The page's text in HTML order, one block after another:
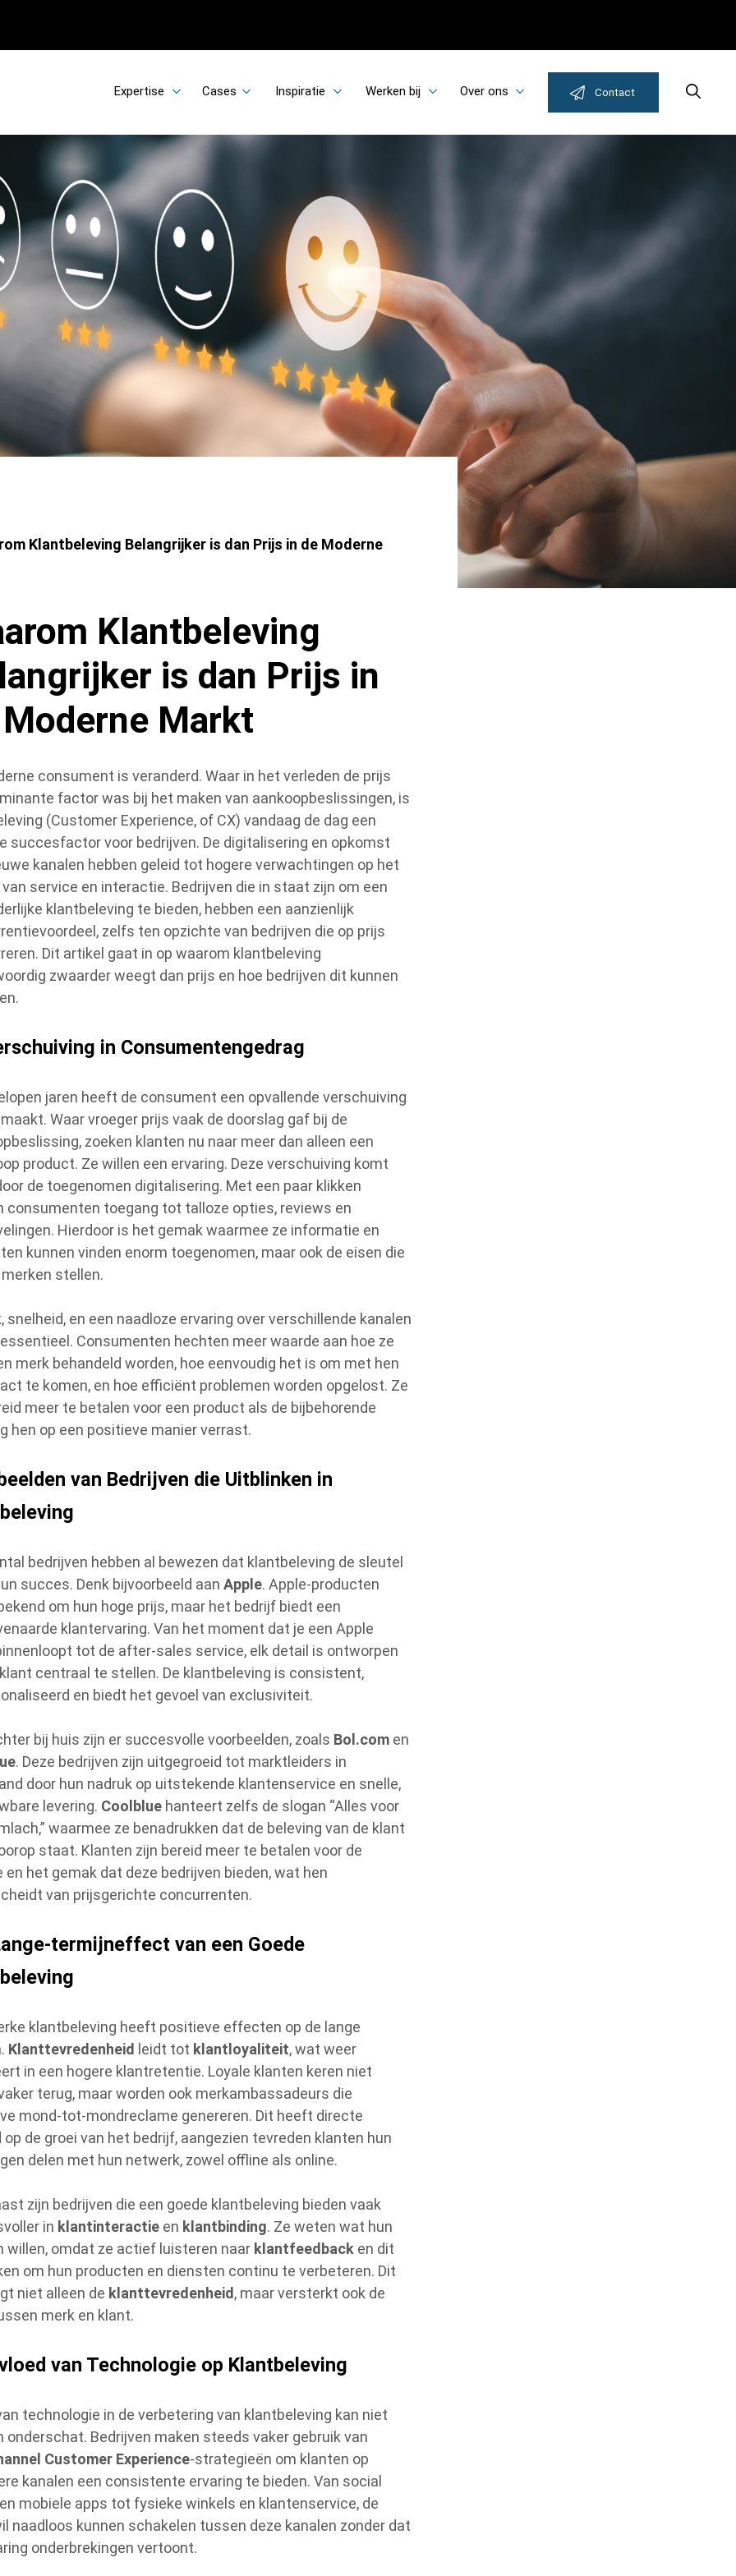
Expertise Cases Inspiratie Werken bij Over ons Contact Search
Klantbeleving Belangrijker is dan Prijs in de Moderne
Klantbeleving
is dan Prijs in
Markt
consument is veranderd. Waar in het verleden de prijs
factor was bij het maken van aankoopbeslissingen, is
(Customer Experience, of CX) vandaag de dag een
succesfactor voor bedrijven. De digitalisering en opkomst
kanalen hebben geleid tot hogere verwachtingen op het
service en interactie. Bedrijven die in staat zijn om een
klantbeleving te bieden, hebben een aanzienlijk
zelfs ten opzichte van bedrijven die op prijs
Dit artikel gaat in op waarom klantbeleving
zwaarder weegt dan prijs en hoe bedrijven dit kunnen
in Consumentengedrag
jaren heeft de consument een opvallende verschuiving
Waar vroeger prijs vaak de doorslag gaf bij de
zoeken klanten nu naar meer dan alleen een
product. Ze willen een ervaring. Deze verschuiving komt
de toegenomen digitalisering. Met een paar klikken
consumenten toegang tot talloze opties, reviews en
Hierdoor is het gemak waarmee ze informatie en
kunnen vinden enorm toegenomen, maar ook de eisen die
stellen.
snelheid, en een naadloze ervaring over verschillende kanalen
Consumenten hechten meer waarde aan hoe ze
merk behandeld worden, hoe eenvoudig het is om met hen
te komen, en hoe efficiënt problemen worden opgelost. Ze
meer te betalen voor een product als de bijbehorende
hen op een positieve manier verrast.
van Bedrijven die Uitblinken in
bedrijven hebben al bewezen dat klantbeleving de sleutel
succes. Denk bijvoorbeeld aanApple. Apple-producten
om hun hoge prijs, maar het bedrijf biedt een
klantervaring. Van het moment dat je een Apple
tot de after-sales service, elk detail is ontworpen
centraal te stellen. De klantbeleving is consistent,
en biedt het gevoel van exclusiviteit.
bij huis zijn er succesvolle voorbeelden, zoals Bol.com en
. Deze bedrijven zijn uitgegroeid tot marktleiders in
door hun nadruk op uitstekende klantenservice en snelle,
levering. Coolblue hanteert zelfs de slogan “Alles voor
waarmee ze benadrukken dat de beleving van de klant
staat. Klanten zijn bereid meer te betalen voor de
en het gemak dat deze bedrijven bieden, wat hen
van prijsgerichte concurrenten.
termijneffect van een Goede
klantbeleving heeft positieve effecten op de lange
Klanttevredenheid leidt tot klantloyaliteit, wat weer
in een hogere klantretentie. Loyale klanten keren niet
terug, maar worden ook merkambassadeurs die
mond-tot-mondreclame genereren. Dit heeft directe
op de groei van het bedrijf, aangezien tevreden klanten hun
delen met hun netwerk, zowel offline als online.
zijn bedrijven die een goede klantbeleving bieden vaak
in klantinteractie en klantbinding. Ze weten wat hun
willen, omdat ze actief luisteren naar klantfeedback en dit
om hun producten en diensten continu te verbeteren. Dit
niet alleen de klanttevredenheid, maar versterkt ook de
merk en klant.
van Technologie op Klantbeleving
technologie in de verbetering van klantbeleving kan niet
onderschat. Bedrijven maken steeds vaker gebruik van
Customer Experience-strategieën om klanten op
kanalen een consistente ervaring te bieden. Van social
mobiele apps tot fysieke winkels en klantenservice, de
naadloos kunnen schakelen tussen deze kanalen zonder dat
onderbrekingen vertoont.